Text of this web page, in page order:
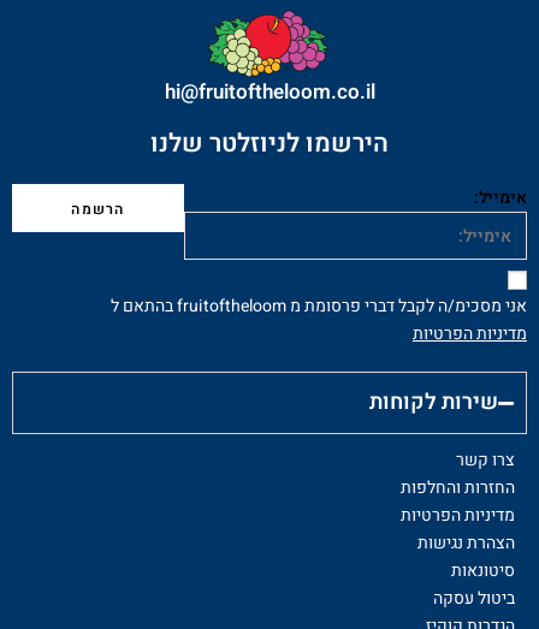
הירשמו לניוזלטר שלנו
אימייל:
אני מסכימ/ה לקבל דברי פרסומת מ fruitoftheloom בהתאם ל
מדיניות הפרטיות
שירות לקוחות
צרו קשר
החזרות והחלפות
מדיניות הפרטיות
הצהרת נגישות
סיטונאות
ביטול עסקה
hi@fruitoftheloom.co.il